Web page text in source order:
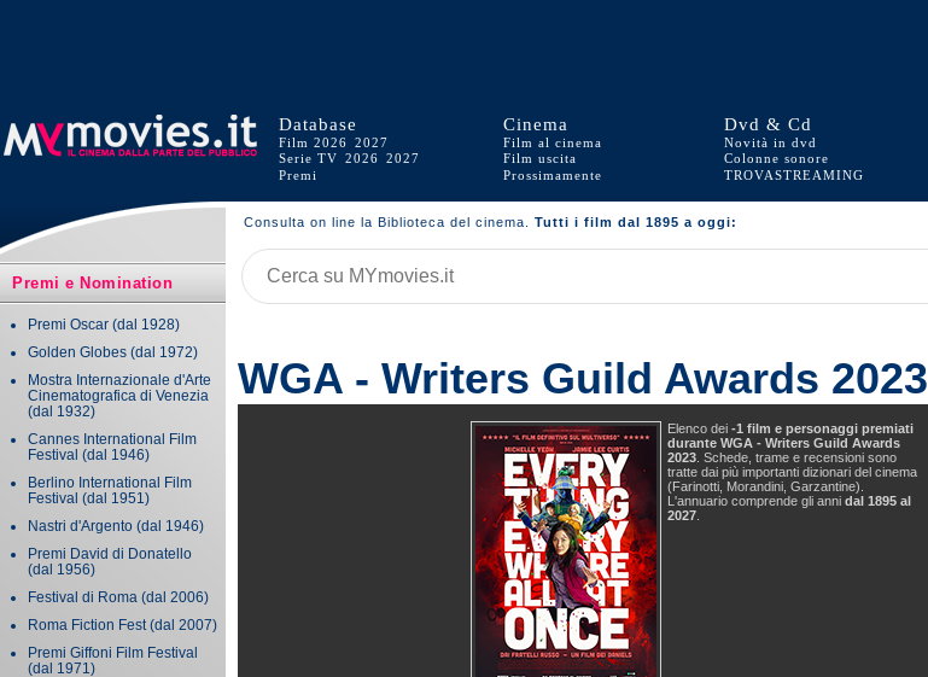
Database Cinema Dvd & Cd
Film 2026 2027 Film al cinema Novità in dvd
Serie TV 2026 2027 Film uscita Colonne sonore
Premi
Prossimamente TROVASTREAMING
Premi e Nomination
Premi Oscar (dal 1928)
Golden Globes (dal 1972)
Mostra Internazionale d'Arte
Cinematografica di Venezia
(dal 1932)
Cannes International Film
Festival (dal 1946)
Berlino International Film
Festival (dal 1951)
Nastri d'Argento (dal 1946)
Premi David di Donatello
(dal 1956)
Festival di Roma (dal 2006)
Roma Fiction Fest (dal 2007)
Premi Giffoni Film Festival
(dal 1971)
Consulta on line la Biblioteca del cinema. Tutti i film dal 1895 a oggi:
WGA - Writers Guild Awards 2023
Elenco dei -1 film e personaggi premiati
durante WGA - Writers Guild Awards
2023. Schede, trame e recensioni sono
tratte dai più importanti dizionari del cinema
(Farinotti, Morandini, Garzantine).
L'annuario comprende gli anni dal 1895 al
2027.